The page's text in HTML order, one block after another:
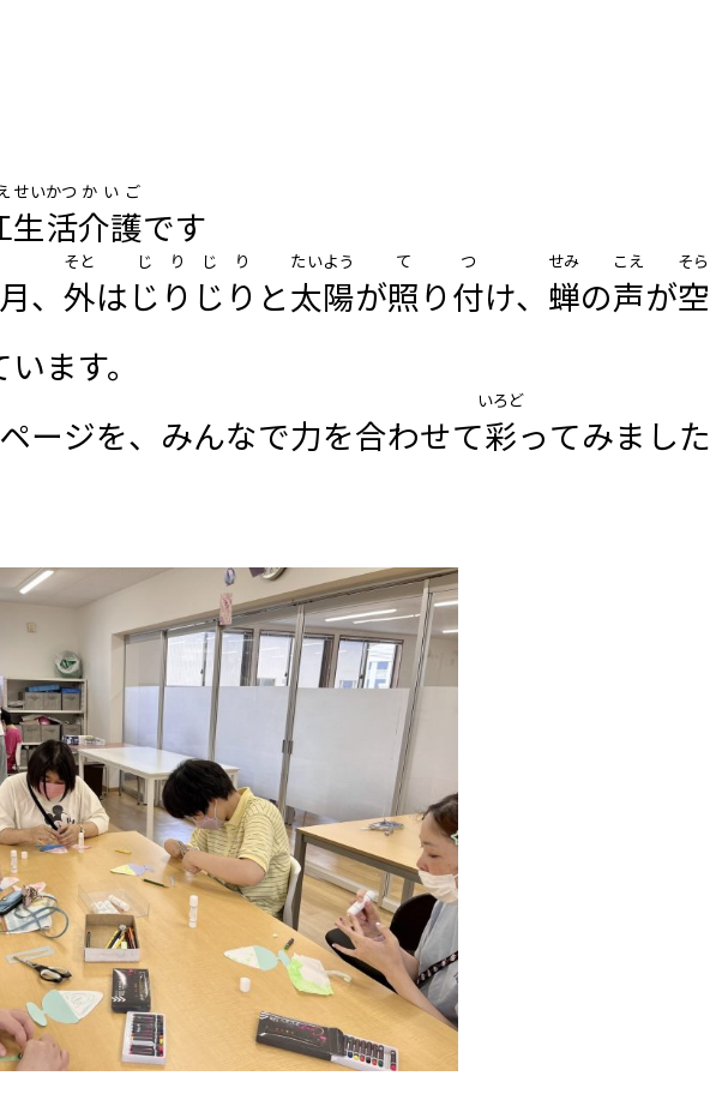
生活
せいかつ
介護
かいご
です
、 外
そと
はじりじり
じりじり
と太陽
たいよう
が照
て
り付
つ
け、 蝉
せみ
の声
こえ
が空
そら
ます。
ージを、みんなで力を合わせて彩
いろど
ってみました